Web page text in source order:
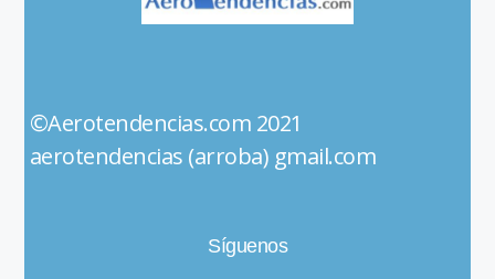
©Aerotendencias.com 2021
aerotendencias (arroba) gmail.com
Síguenos